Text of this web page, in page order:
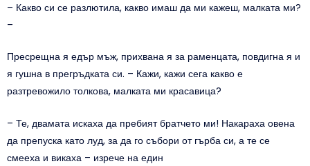
– Какво си се разлютила, какво имаш да ми кажеш, малката ми?
–
Пресрещна я едър мъж, прихвана я за раменцата, повдигна я и
я гушна в прегръдката си. – Кажи, кажи сега какво е
разтревожило толкова, малката ми красавица?
– Те, двамата искаха да пребият братчето ми! Накараха овена
да препуска като луд, за да го събори от гърба си, а те се
смееха и викаха – изрече на един